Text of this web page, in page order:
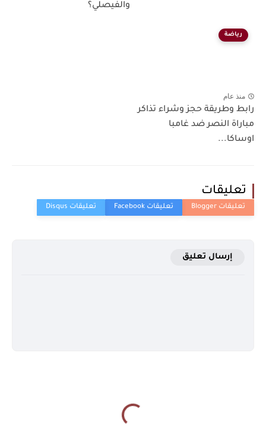
والفيصلي؟
رياضة
منذ عام
رابط وطريقة حجز وشراء تذاكر
مباراة النصر ضد غامبا
اوساكا...
تعليقات
إرسال تعليق